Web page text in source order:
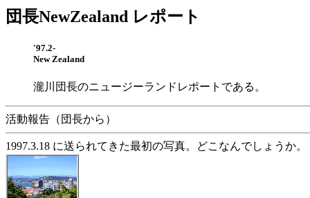
団長NewZealand レポート
'97.2-
New Zealand
瀧川団長のニュージーランドレポートである。
活動報告（団長から）
1997.3.18 に送られてきた最初の写真。どこなんでしょうか。